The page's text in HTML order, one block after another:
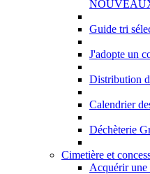
Guide tri
J'adopte un
Distribution
Calendrier
Déchèterie
Cimetière et
Acquérir une